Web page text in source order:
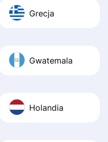
Grecja
Gwatemala
Holandia